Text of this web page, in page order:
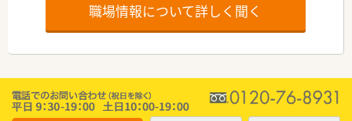
職場情報について詳しく聞く